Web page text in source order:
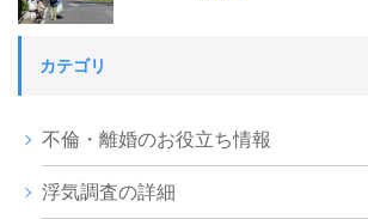
カテゴリ
不倫・離婚のお役立ち情報
浮気調査の詳細